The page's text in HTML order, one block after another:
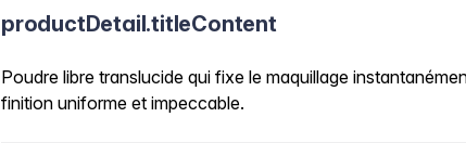
productDetail.titleContent
Poudre libre translucide qui fixe le maquillage
finition uniforme et impeccable.